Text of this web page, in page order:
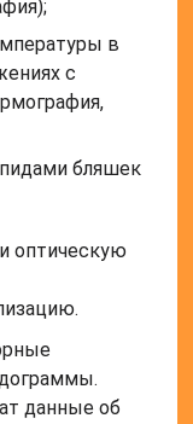
в
с
бляшек
оптическую
данные об